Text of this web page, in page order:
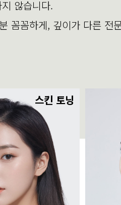
않습니다.
꼼꼼하게, 깊이가 다른 전
스킨 토닝